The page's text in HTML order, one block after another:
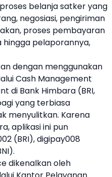
belanja satker yang
negosiasi, pengiriman
proses pembayaran
pelaporannya,
dengan menggunakan
Cash Management
di Bank Himbara (BRI,
yang terbiasa
menyulitkan. Karena
aplikasi ini pun
(BRI), digipay008
dikenalkan oleh